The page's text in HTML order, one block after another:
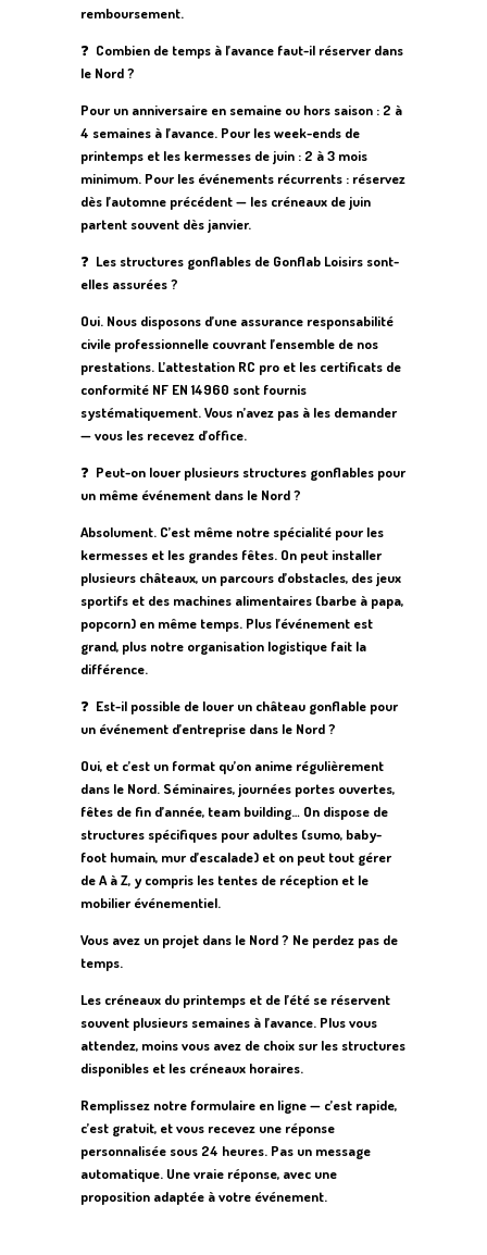
remboursement.
❓ Combien de temps à l’avance faut-il réserver dans
le Nord ?
Pour un anniversaire en semaine ou hors saison : 2 à
4 semaines à l’avance. Pour les week-ends de
printemps et les kermesses de juin : 2 à 3 mois
minimum. Pour les événements récurrents : réservez
dès l’automne précédent — les créneaux de juin
partent souvent dès janvier.
❓ Les structures gonflables de Gonflab Loisirs sont-
elles assurées ?
Oui. Nous disposons d’une assurance responsabilité
civile professionnelle couvrant l’ensemble de nos
prestations. L’attestation RC pro et les certificats de
conformité NF EN 14960 sont fournis
systématiquement. Vous n’avez pas à les demander
— vous les recevez d’office.
❓ Peut-on louer plusieurs structures gonflables pour
un même événement dans le Nord ?
Absolument. C’est même notre spécialité pour les
kermesses et les grandes fêtes. On peut installer
plusieurs châteaux, un parcours d’obstacles, des jeux
sportifs et des machines alimentaires (barbe à papa,
popcorn) en même temps. Plus l’événement est
grand, plus notre organisation logistique fait la
différence.
❓ Est-il possible de louer un château gonflable pour
un événement d’entreprise dans le Nord ?
Oui, et c’est un format qu’on anime régulièrement
dans le Nord. Séminaires, journées portes ouvertes,
fêtes de fin d’année, team building… On dispose de
structures spécifiques pour adultes (sumo, baby-
foot humain, mur d’escalade) et on peut tout gérer
de A à Z, y compris les tentes de réception et le
mobilier événementiel.
Vous avez un projet dans le Nord ? Ne perdez pas de
temps.
Les créneaux du printemps et de l’été se réservent
souvent plusieurs semaines à l’avance. Plus vous
attendez, moins vous avez de choix sur les structures
disponibles et les créneaux horaires.
Remplissez notre formulaire en ligne — c’est rapide,
c’est gratuit, et vous recevez une réponse
personnalisée sous 24 heures. Pas un message
automatique. Une vraie réponse, avec une
proposition adaptée à votre événement.